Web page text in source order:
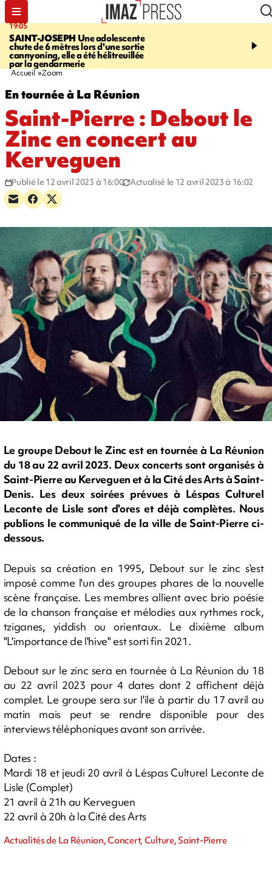
19:05
SAINT-JOSEPH Une adolescente
chute de 6 mètres lors d'une sortie
cannyoning, elle a été hélitreuillée
par la gendarmerie
20:44
rouée de coups,
Accueil Zoom
En tournée à La Réunion
Saint-Pierre : Debout le
Zinc en concert au
Kerveguen
Publié le 12 avril 2023 à 16:00 Actualisé le 12 avril 2023 à 16:02
Le groupe Debout le Zinc est en tournée à La Réunion
du 18 au 22 avril 2023. Deux concerts sont organisés à
Saint-Pierre au Kerveguen et à la Cité des Arts à Saint-
Denis. Les deux soirées prévues à Léspas Culturel
Leconte de Lisle sont d'ores et déjà complètes. Nous
publions le communiqué de la ville de Saint-Pierre ci-
dessous.
Depuis sa création en 1995, Debout sur le zinc s'est
imposé comme l'un des groupes phares de la nouvelle
scène française. Les membres allient avec brio poésie
de la chanson française et mélodies aux rythmes rock,
tziganes, yiddish ou orientaux. Le dixième album
"L'importance de l'hive" est sorti fin 2021.
Debout sur le zinc sera en tournée à La Réunion du 18
au 22 avril 2023 pour 4 dates dont 2 affichent déjà
complet. Le groupe sera sur l'ile à partir du 17 avril au
matin mais peut se rendre disponible pour des
interviews téléphoniques avant son arrivée.
Dates :
Mardi 18 et jeudi 20 avril à Léspas Culturel Leconte de
Lisle (Complet)
21 avril à 21h au Kerveguen
22 avril à 20h à la Cité des Arts
Actualités de La Réunion, Concert, Culture, Saint-Pierre